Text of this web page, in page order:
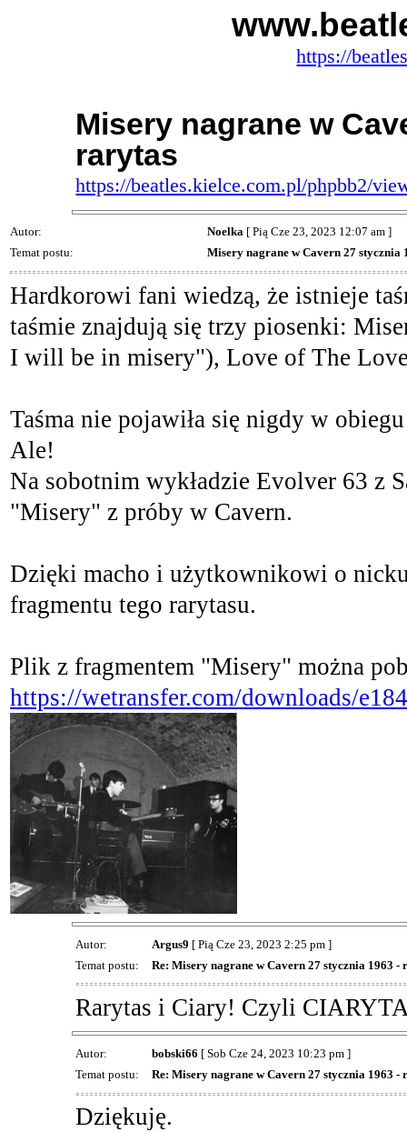
https://
Misery nagrane w
rarytas
https://beatles.kielce.com.pl/phpbb2/
Autor: Noelka [ Pią Cze 23, 2023 12:07 am ]
Temat postu:
Misery nagrane w Cavern 27 stycznia
Hardkorowi fani wiedzą, że istnieje
taśmie znajdują się trzy piosenki:
I will be in misery"), Love of The
Taśma nie pojawiła się nigdy w
Ale!
Na sobotnim wykładzie Evolver 63 z
"Misery" z próby w Cavern.
Dzięki macho i użytkownikowi o
fragmentu tego rarytasu.
Plik z fragmentem "Misery" można
https://wetransfer.com/downloads/
Autor: Argus9 [ Pią Cze 23, 2023 2:25 pm ]
Temat postu:
Re: Misery nagrane w Cavern 27 stycznia 1963 -
Rarytas i Ciary! Czyli
Autor: bobski66 [ Sob Cze 24, 2023 10:23 pm ]
Temat postu:
Re: Misery nagrane w Cavern 27 stycznia 1963 -
Dziękuję.